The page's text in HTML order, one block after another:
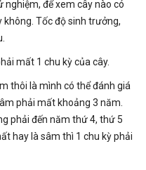
nghiệm, để xem cây nào có
Tốc độ sinh trưởng,
mất 1 chu kỳ của cây.
thôi là mình có thể đánh giá
phải mất khoảng 3 năm.
phải đến năm thứ 4, thứ 5
hay là sâm thì 1 chu kỳ phải